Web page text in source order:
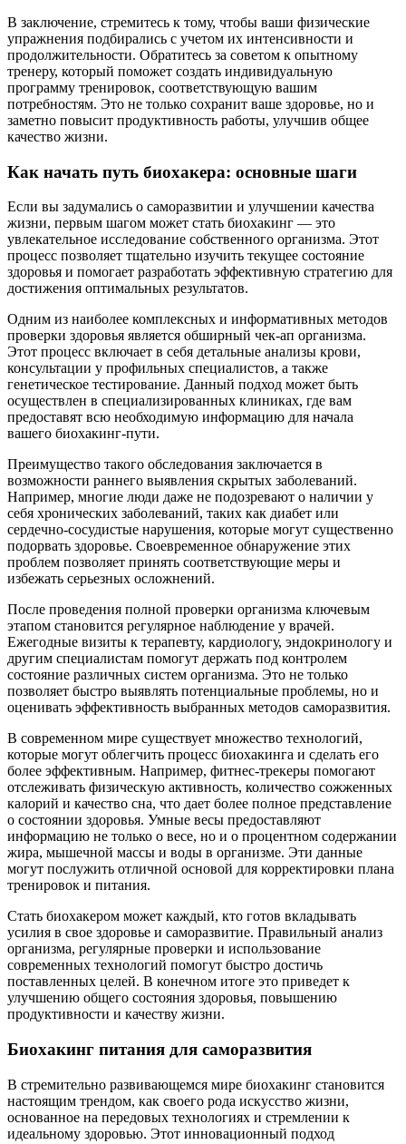
В заключение, стремитесь к тому, чтобы ваши физические
упражнения подбирались с учетом их интенсивности и
продолжительности. Обратитесь за советом к опытному
тренеру, который поможет создать индивидуальную
программу тренировок, соответствующую вашим
потребностям. Это не только сохранит ваше здоровье, но и
заметно повысит продуктивность работы, улучшив общее
качество жизни.
Как начать путь биохакера: основные шаги
Если вы задумались о саморазвитии и улучшении качества
жизни, первым шагом может стать биохакинг — это
увлекательное исследование собственного организма. Этот
процесс позволяет тщательно изучить текущее состояние
здоровья и помогает разработать эффективную стратегию для
достижения оптимальных результатов.
Одним из наиболее комплексных и информативных методов
проверки здоровья является обширный чек-ап организма.
Этот процесс включает в себя детальные анализы крови,
консультации у профильных специалистов, а также
генетическое тестирование. Данный подход может быть
осуществлен в специализированных клиниках, где вам
предоставят всю необходимую информацию для начала
вашего биохакинг-пути.
Преимущество такого обследования заключается в
возможности раннего выявления скрытых заболеваний.
Например, многие люди даже не подозревают о наличии у
себя хронических заболеваний, таких как диабет или
сердечно-сосудистые нарушения, которые могут существенно
подорвать здоровье. Своевременное обнаружение этих
проблем позволяет принять соответствующие меры и
избежать серьезных осложнений.
После проведения полной проверки организма ключевым
этапом становится регулярное наблюдение у врачей.
Ежегодные визиты к терапевту, кардиологу, эндокринологу и
другим специалистам помогут держать под контролем
состояние различных систем организма. Это не только
позволяет быстро выявлять потенциальные проблемы, но и
оценивать эффективность выбранных методов саморазвития.
В современном мире существует множество технологий,
которые могут облегчить процесс биохакинга и сделать его
более эффективным. Например, фитнес-трекеры помогают
отслеживать физическую активность, количество сожженных
калорий и качество сна, что дает более полное представление
о состоянии здоровья. Умные весы предоставляют
информацию не только о весе, но и о процентном содержании
жира, мышечной массы и воды в организме. Эти данные
могут послужить отличной основой для корректировки плана
тренировок и питания.
Стать биохакером может каждый, кто готов вкладывать
усилия в свое здоровье и саморазвитие. Правильный анализ
организма, регулярные проверки и использование
современных технологий помогут быстро достичь
поставленных целей. В конечном итоге это приведет к
улучшению общего состояния здоровья, повышению
продуктивности и качеству жизни.
Биохакинг питания для саморазвития
В стремительно развивающемся мире биохакинг становится
настоящим трендом, как своего рода искусство жизни,
основанное на передовых технологиях и стремлении к
идеальному здоровью. Этот инновационный подход